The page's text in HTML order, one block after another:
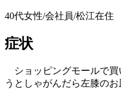
40代女性/会社員/松江在住
症状
ショッピングモールで買
うとしゃがんだら左膝の